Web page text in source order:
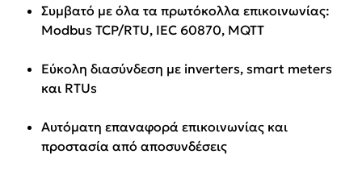
Συμβατό με όλα τα πρωτόκολλα επικοινωνίας:
Modbus TCP/RTU, IEC 60870, MQTT
Εύκολη διασύνδεση με inverters, smart meters
και RTUs
Αυτόματη επαναφορά επικοινωνίας και
προστασία από αποσυνδέσεις